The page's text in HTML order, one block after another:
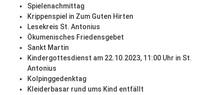
Spielenachmittag
Krippenspiel in Zum Guten Hirten
Lesekreis St. Antonius
Ökumenisches Friedensgebet
Sankt Martin
Kindergottesdienst am 22.10.2023, 11:00 Uhr in St.
Antonius
Kolpinggedenktag
Kleiderbasar rund ums Kind entfällt